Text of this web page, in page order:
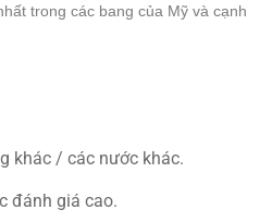
trong các bang của Mỹ và cạnh
khác / các nước khác.
đánh giá cao.